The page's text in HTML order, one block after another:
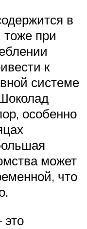
в
тоже при
к
системе
особенно
может
что
это